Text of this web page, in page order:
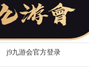
j9九游会官方登录